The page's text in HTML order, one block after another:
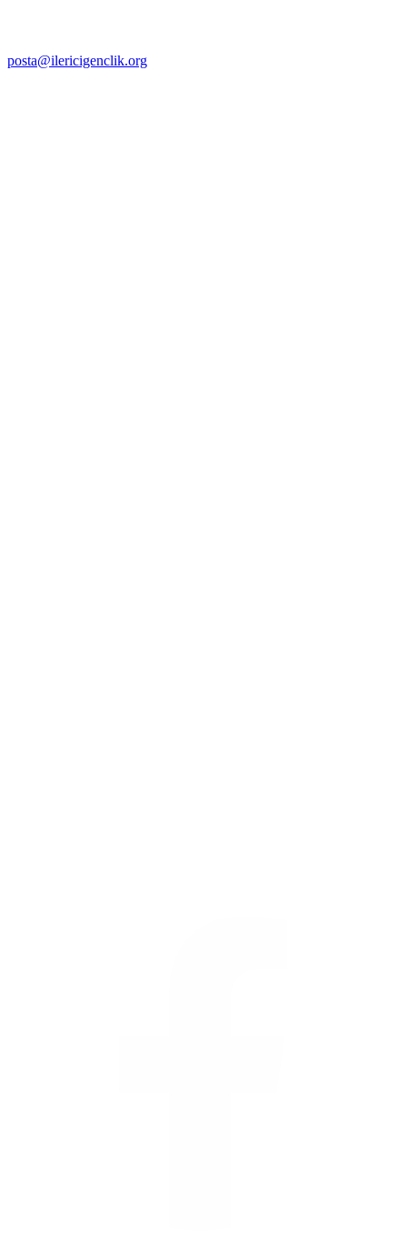
posta@ilericigenclik.org